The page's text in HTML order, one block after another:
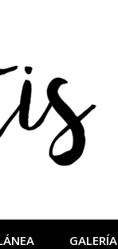
GALERÍA